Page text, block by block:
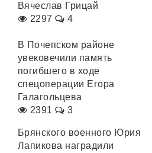
Вячеслав Грицай
2297
4
В Почепском районе
увековечили память
погибшего в ходе
спецоперации Егора
Галагольцева
2391
3
Брянского военного Юрия
Лапикова наградили